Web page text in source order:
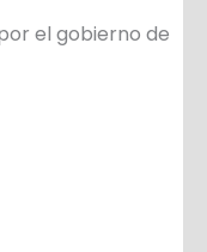
el gobierno de